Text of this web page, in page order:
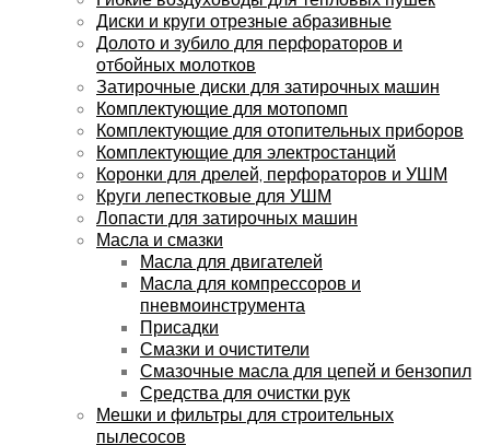
Диски и круги отрезные абразивные
Долото и зубило для перфораторов и
отбойных молотков
Затирочные диски для затирочных машин
Комплектующие для мотопомп
Комплектующие для отопительных приборов
Комплектующие для электростанций
Коронки для дрелей, перфораторов и УШМ
Круги лепестковые для УШМ
Лопасти для затирочных машин
Масла и смазки
Масла для двигателей
Масла для компрессоров и
пневмоинструмента
Присадки
Смазки и очистители
Смазочные масла для цепей и бензопил
Средства для очистки рук
Мешки и фильтры для строительных
пылесосов